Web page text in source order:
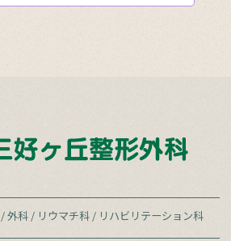
外科/ リウマチ科/ リハビリテーション科